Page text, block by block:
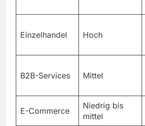
Einzelhandel Hoch
B2B-Services Mittel
E-Commerce
Niedrig bis
mittel